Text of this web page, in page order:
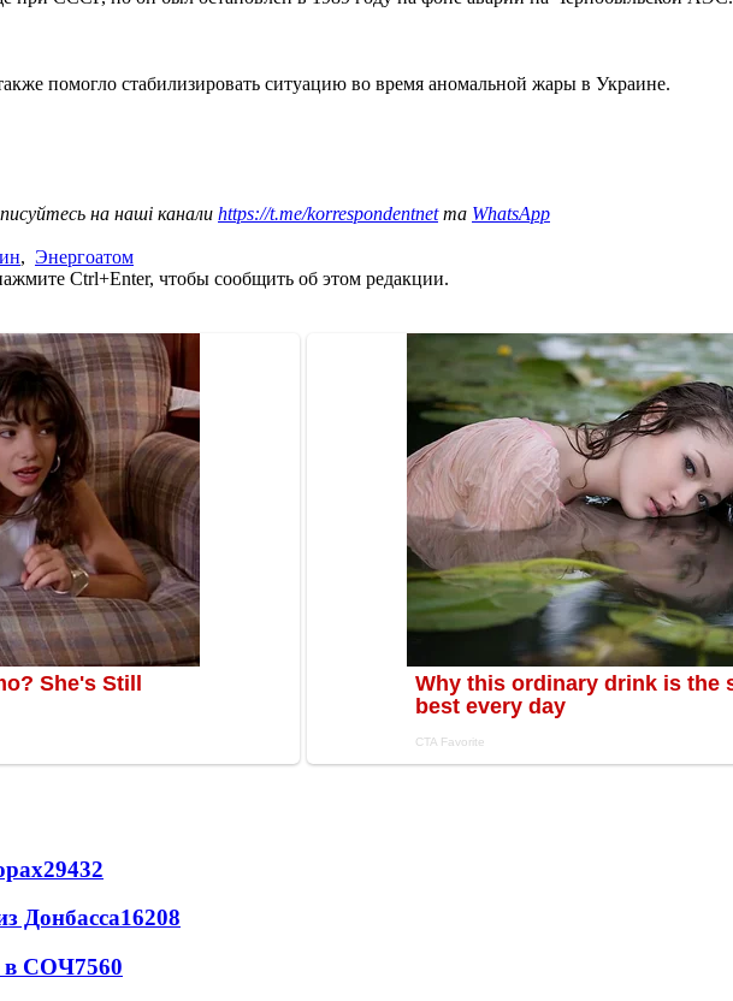
помогло стабилизировать ситуацию во время аномальной жары в Украине.
на наші канали https://t.me/korrespondentnetта WhatsApp
, Энергоатом
Ctrl+Enter, чтобы сообщить об этом редакции.
29432
Донбасса16208
в СОЧ7560